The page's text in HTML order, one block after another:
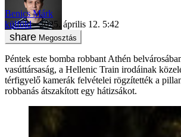
Benics Márk
külföld
2025. április 12. 5:42
Megosztás
Péntek este bomba robbant Athén
vasúttársaság, a Hellenic Train irodáinak
térfigyelő kamerák felvételei rögzítették a
robbanás átszakított egy hátizsákot.